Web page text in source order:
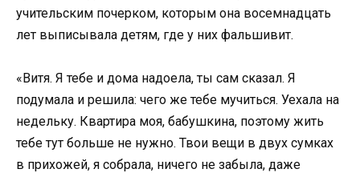
учительским почерком, которым она восемнадцать
лет выписывала детям, где у них фальшивит.
«Витя. Я тебе и дома надоела, ты сам сказал. Я
подумала и решила: чего же тебе мучиться. Уехала на
недельку. Квартира моя, бабушкина, поэтому жить
тебе тут больше не нужно. Твои вещи в двух сумках
в прихожей, я собрала, ничего не забыла, даже